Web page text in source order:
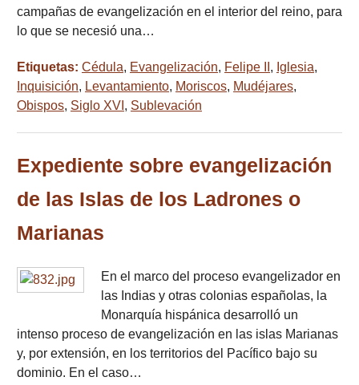
campañas de evangelización en el interior del reino, para
lo que se necesió una…
Etiquetas: Cédula, Evangelización, Felipe II , Iglesia,
Inquisición, Levantamiento, Moriscos, Mudéjares,
Obispos, Siglo XVI , Sublevación
Expediente sobre evangelización
de las Islas de los Ladrones o
Marianas
En el marco del proceso evangelizador en
las Indias y otras colonias españolas, la
Monarquía hispánica desarrolló un
intenso proceso de evangelización en las islas Marianas
y, por extensión, en los territorios del Pacífico bajo su
dominio. En el caso…